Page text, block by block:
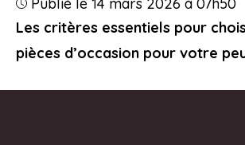
Les critères essentiels pour
pièces d’occasion pour votre